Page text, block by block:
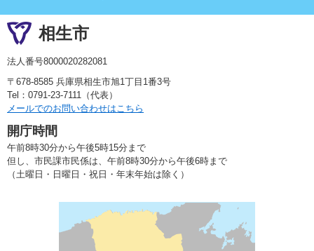
相生市
法人番号8000020282081
〒678-8585 兵庫県相生市旭1丁目1番3号
Tel：0791-23-7111（代表）
メールでのお問い合わせはこちら
開庁時間
午前8時30分から午後5時15分まで
但し、市民課市民係は、午前8時30分から午後6時まで
（土曜日・日曜日・祝日・年末年始は除く）